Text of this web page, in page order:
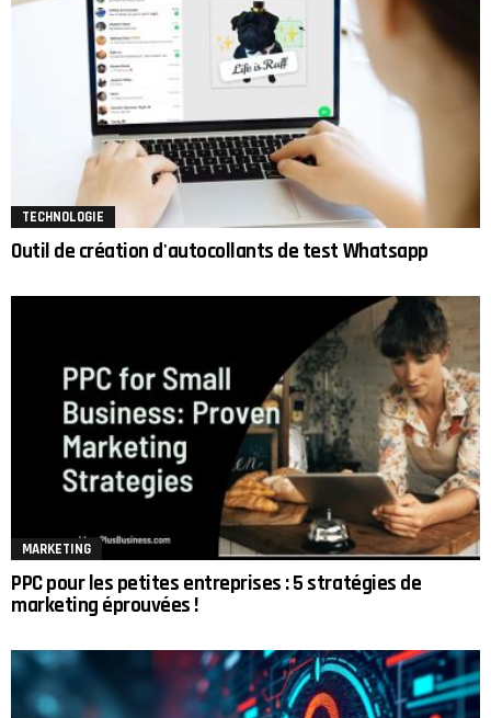
TECHNOLOGIE
Outil de création d'autocollants de test Whatsapp
MARKETING
PPC pour les petites entreprises : 5 stratégies de
marketing éprouvées !